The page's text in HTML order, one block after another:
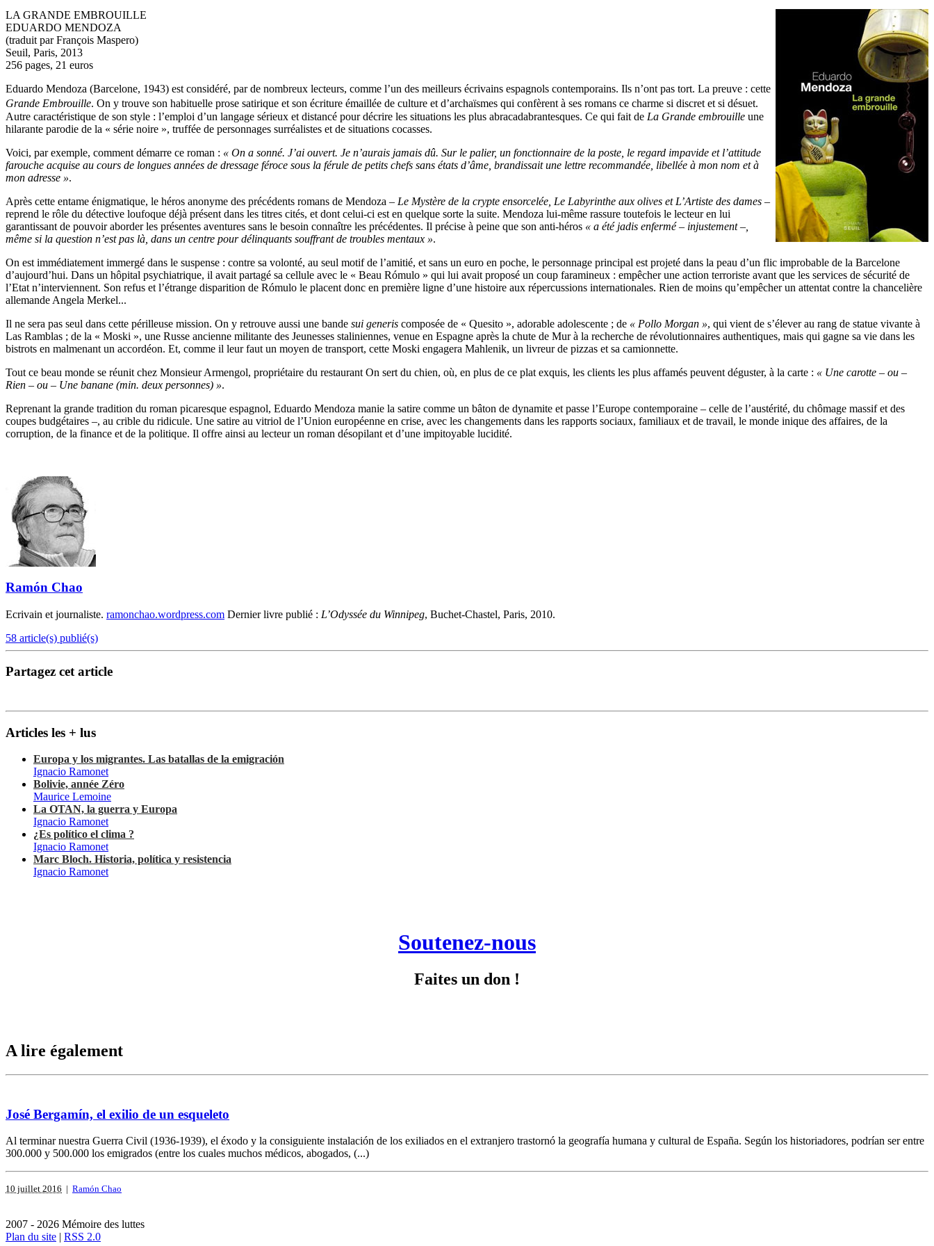
LA GRANDE EMBROUILLE
EDUARDO MENDOZA
(traduit par François Maspero)
Seuil, Paris, 2013
256 pages, 21 euros
Eduardo Mendoza (Barcelone, 1943) est considéré, par de nombreux lecteurs, comme l’un des meilleurs écrivains espagnols contemporains. Ils n’ont pas tort. La preuve : cette
Grande Embrouille. On y trouve son habituelle prose satirique et son écriture émaillée de culture et d’archaïsmes qui confèrent à ses romans ce charme si discret et si désuet.
Autre caractéristique de son style : l’emploi d’un langage sérieux et distancé pour décrire les situations les plus abracadabrantesques. Ce qui fait de La Grande embrouille une
hilarante parodie de la « série noire », truffée de personnages surréalistes et de situations cocasses.
Voici, par exemple, comment démarre ce roman : « On a sonné. J’ai ouvert. Je n’aurais jamais dû. Sur le palier, un fonctionnaire de la poste, le regard impavide et l’attitude
farouche acquise au cours de longues années de dressage féroce sous la férule de petits chefs sans états d’âme, brandissait une lettre recommandée, libellée à mon nom et à
mon adresse ».
Après cette entame énigmatique, le héros anonyme des précédents romans de Mendoza – Le Mystère de la crypte ensorcelée, Le Labyrinthe aux olives et L’Artiste des dames –
reprend le rôle du détective loufoque déjà présent dans les titres cités, et dont celui-ci est en quelque sorte la suite. Mendoza lui-même rassure toutefois le lecteur en lui
garantissant de pouvoir aborder les présentes aventures sans le besoin connaître les précédentes. Il précise à peine que son anti-héros « a été jadis enfermé – injustement –,
même si la question n’est pas là, dans un centre pour délinquants souffrant de troubles mentaux ».
On est immédiatement immergé dans le suspense : contre sa volonté, au seul motif de l’amitié, et sans un euro en poche, le personnage principal est projeté dans la peau d’un flic improbable de la Barcelone
d’aujourd’hui. Dans un hôpital psychiatrique, il avait partagé sa cellule avec le « Beau Rómulo » qui lui avait proposé un coup faramineux : empêcher une action terroriste avant que les services de sécurité de
l’Etat n’interviennent. Son refus et l’étrange disparition de Rómulo le placent donc en première ligne d’une histoire aux répercussions internationales. Rien de moins qu’empêcher un attentat contre la chancelière
allemande Angela Merkel...
Il ne sera pas seul dans cette périlleuse mission. On y retrouve aussi une bande sui generis composée de « Quesito », adorable adolescente ; de « Pollo Morgan », qui vient de s’élever au rang de statue vivante à
Las Ramblas ; de la « Moski », une Russe ancienne militante des Jeunesses staliniennes, venue en Espagne après la chute de Mur à la recherche de révolutionnaires authentiques, mais qui gagne sa vie dans les
bistrots en malmenant un accordéon. Et, comme il leur faut un moyen de transport, cette Moski engagera Mahlenik, un livreur de pizzas et sa camionnette.
Tout ce beau monde se réunit chez Monsieur Armengol, propriétaire du restaurant On sert du chien, où, en plus de ce plat exquis, les clients les plus affamés peuvent déguster, à la carte : « Une carotte – ou –
Rien – ou – Une banane (min. deux personnes) ».
Reprenant la grande tradition du roman picaresque espagnol, Eduardo Mendoza manie la satire comme un bâton de dynamite et passe l’Europe contemporaine – celle de l’austérité, du chômage massif et des
coupes budgétaires –, au crible du ridicule. Une satire au vitriol de l’Union européenne en crise, avec les changements dans les rapports sociaux, familiaux et de travail, le monde inique des affaires, de la
corruption, de la finance et de la politique. Il offre ainsi au lecteur un roman désopilant et d’une impitoyable lucidité.
Ramón Chao
Ecrivain et journaliste. ramonchao.wordpress.com Dernier livre publié : L’Odyssée du Winnipeg, Buchet-Chastel, Paris, 2010.
58 article(s) publié(s)
Partagez cet article
Articles les + lus
Europa y los migrantes. Las batallas de la emigración
Ignacio Ramonet
Bolivie, année Zéro
Maurice Lemoine
La OTAN, la guerra y Europa
Ignacio Ramonet
¿Es político el clima ?
Ignacio Ramonet
Marc Bloch. Historia, política y resistencia
Ignacio Ramonet
Soutenez-nous
Faites un don !
A lire également
José Bergamín, el exilio de un esqueleto
Al terminar nuestra Guerra Civil (1936-1939), el éxodo y la consiguiente instalación de los exiliados en el extranjero trastornó la geografía humana y cultural de España. Según los historiadores, podrían ser entre
300.000 y 500.000 los emigrados (entre los cuales muchos médicos, abogados, (...)
10 juillet 2016 | Ramón Chao
2007 - 2026 Mémoire des luttes
Plan du site | RSS 2.0